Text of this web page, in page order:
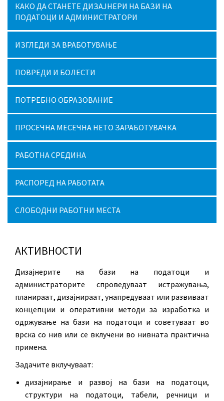
КАКО ДА СТАНЕТЕ ДИЗАЈНЕРИ НА БАЗИ НА
ПОДАТОЦИ И АДМИНИСТРАТОРИ
ИЗГЛЕДИ ЗА ВРАБОТУВАЊЕ
ПОВРЕДИ И БОЛЕСТИ
ПОТРЕБНО ОБРАЗОВАНИЕ
ПРОСЕЧНА МЕСЕЧНА НЕТО ЗАРАБОТУВАЧКА
РАБОТНА СРЕДИНА
РАСПОРЕД НА РАБОТАТА
СЛОБОДНИ РАБОТНИ МЕСТА
АКТИВНОСТИ
Дизајнерите на бази на податоци и
администраторите спроведуваат истражувања,
планираат, дизајнираат, унапредуваат или развиваат
концепции и оперативни методи за изработка и
одржување на бази на податоци и советуваат во
врска со нив или се вклучени во нивната практична
примена.
Задачите вклучуваат:
дизајнирање и развој на бази на податоци,
структури на податоци, табели, речници и